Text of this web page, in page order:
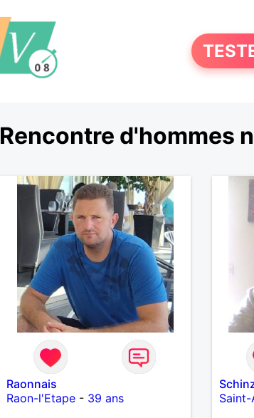
Rencontre d'hommes
Raonnais
Raon-l'Etape- 39 ans